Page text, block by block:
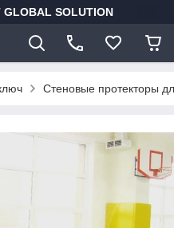
SOLUTION
Стеновые протекторы